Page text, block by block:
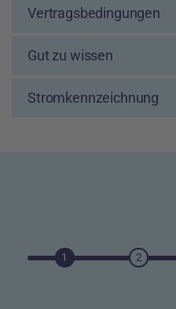
Vertragsbedingungen
Gut zu wissen
Stromkennzeichnung
1 2